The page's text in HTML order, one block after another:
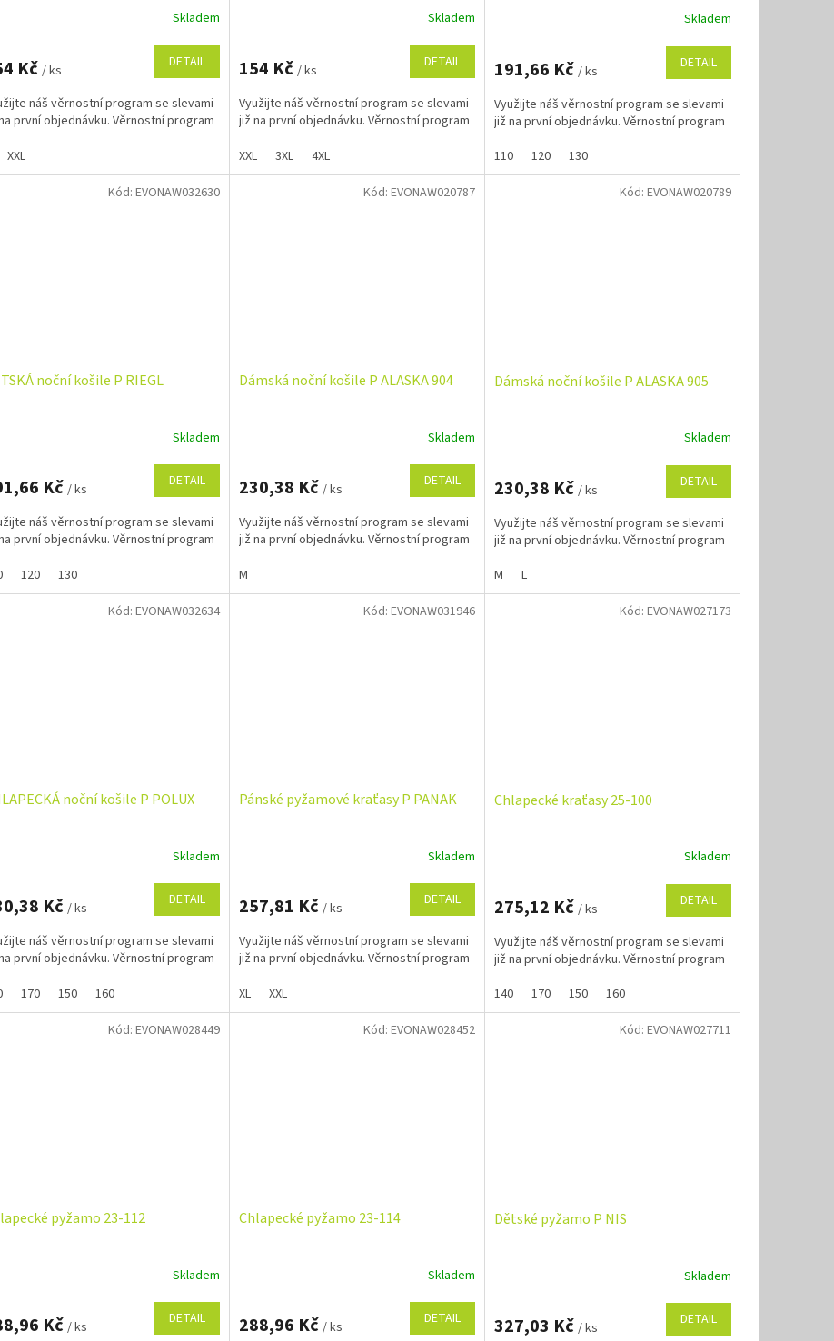
Skladem
Kč/ ks DETAIL
náš věrnostní program se slevami
první objednávku. Věrnostní program
XXL
Skladem
154 Kč / ks DETAIL
Využijte náš věrnostní program se slevami
již na první objednávku. Věrnostní program
XXL
3XL 4XL
Skladem
191,66 Kč / ks DETAIL
Využijte náš věrnostní program se slevami
již na první objednávku. Věrnostní program
110
120 130
noční košile P RIEGL
Skladem
Kč/ ks DETAIL
náš věrnostní program se slevami
první objednávku. Věrnostní program
120 130
Kód: EVONAW032630
Dámská noční košile P ALASKA 904
Skladem
230,38 Kč / ks DETAIL
Využijte náš věrnostní program se slevami
již na první objednávku. Věrnostní program
M
Kód: EVONAW020787
Dámská noční košile P ALASKA 905
Skladem
230,38 Kč / ks DETAIL
Využijte náš věrnostní program se slevami
již na první objednávku. Věrnostní program
M
L
Kód: EVONAW020789
noční košile P POLUX
Skladem
Kč/ ks DETAIL
náš věrnostní program se slevami
první objednávku. Věrnostní program
170 150 160
Kód: EVONAW032634
Pánské pyžamové kraťasy P PANAK
Skladem
257,81 Kč / ks DETAIL
Využijte náš věrnostní program se slevami
již na první objednávku. Věrnostní program
XL
XXL
Kód: EVONAW031946
Chlapecké kraťasy 25-100
Skladem
275,12 Kč / ks DETAIL
Využijte náš věrnostní program se slevami
již na první objednávku. Věrnostní program
140
170 150 160
Kód: EVONAW027173
pyžamo 23-112
Skladem
Kč/ ks DETAIL
Kód: EVONAW028449
Chlapecké pyžamo 23-114
Skladem
288,96 Kč / ks DETAIL
Kód: EVONAW028452
Dětské pyžamo P NIS
Skladem
327,03 Kč / ks DETAIL
Kód: EVONAW027711